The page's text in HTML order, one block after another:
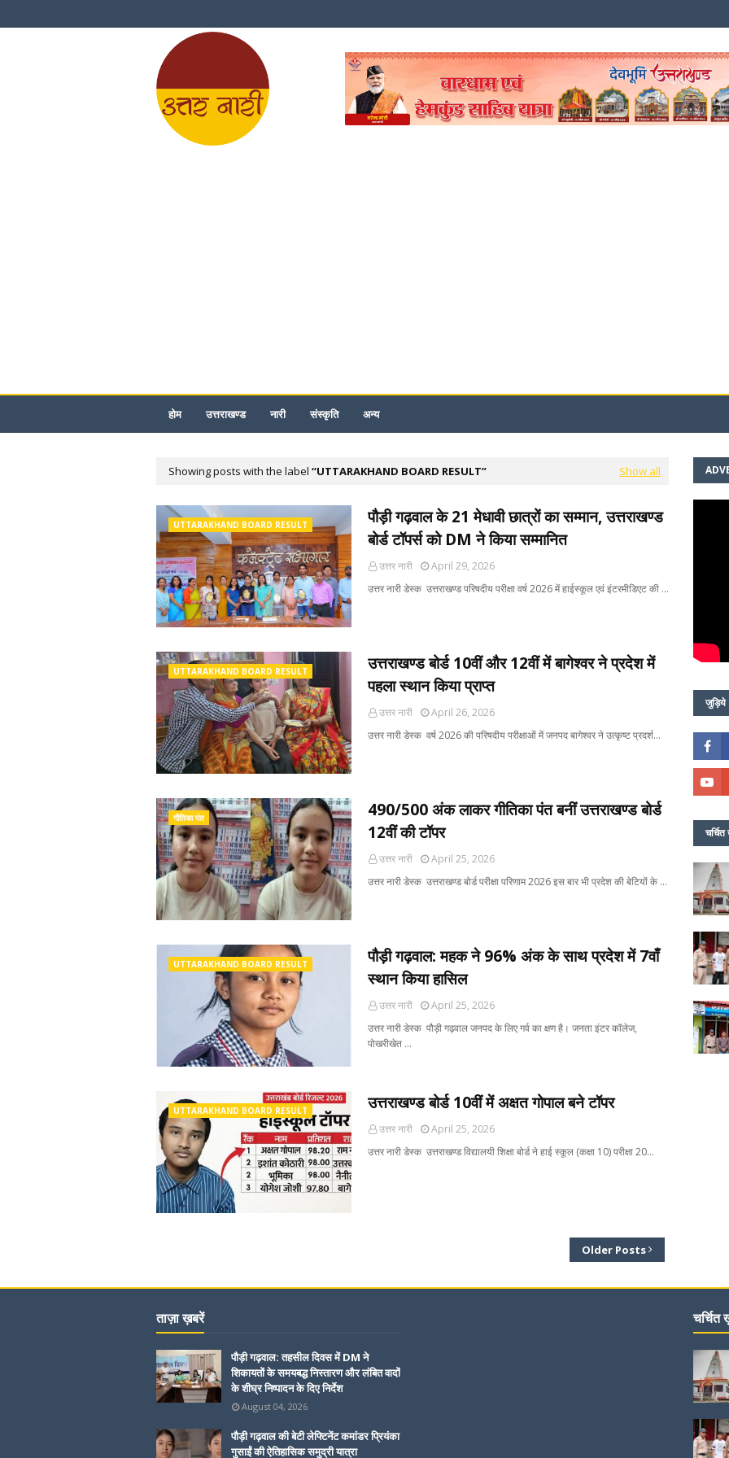
होम उत्तराखण्ड नारी संस्कृति अन्य
Showing posts with the label UTTARAKHAND BOARD RESULT Show all
UTTARAKHAND BOARD RESULT
पौड़ी गढ़वाल के 21 मेधावी छात्रों का सम्मान, उत्तराखण्ड
बोर्ड टॉपर्स को DM ने किया सम्मानित
उत्तर नारी
April 29, 2026
उत्तर नारी डेस्क उत्तराखण्ड परिषदीय परीक्षा वर्ष 2026 में हाईस्कूल एवं इंटरमीडिएट की …
UTTARAKHAND BOARD RESULT
उत्तराखण्ड बोर्ड 10वीं और 12वीं में बागेश्वर ने प्रदेश में
पहला स्थान किया प्राप्त
उत्तर नारी
April 26, 2026
उत्तर नारी डेस्क वर्ष 2026 की परिषदीय परीक्षाओं में जनपद बागेश्वर ने उत्कृष्ट प्रदर्श…
गीतिका पंत
490/500 अंक लाकर गीतिका पंत बनीं उत्तराखण्ड बोर्ड
12वीं की टॉपर
उत्तर नारी
April 25, 2026
उत्तर नारी डेस्क उत्तराखण्ड बोर्ड परीक्षा परिणाम 2026 इस बार भी प्रदेश की बेटियों के …
UTTARAKHAND BOARD RESULT
पौड़ी गढ़वाल: महक ने 96% अंक के साथ प्रदेश में 7वाँ
स्थान किया हासिल
उत्तर नारी
April 25, 2026
उत्तर नारी डेस्क पौड़ी गढ़वाल जनपद के लिए गर्व का क्षण है। जनता इंटर कॉलेज,
पोखरीखेत …
UTTARAKHAND BOARD RESULT उत्तराखण्ड बोर्ड 10वीं में अक्षत गोपाल बने टॉपर
उत्तर नारी
April 25, 2026
उत्तर नारी डेस्क उत्तराखण्ड विद्यालयी शिक्षा बोर्ड ने हाई स्कूल (कक्षा 10) परीक्षा 20…
Older Posts
जुड़िये
ताज़ा ख़बरें
पौड़ी गढ़वाल: तहसील दिवस में DM ने
शिकायतों के समयबद्ध निस्तारण और लंबित वादों
के शीघ्र निष्पादन के दिए निर्देश
August 04, 2026
पौड़ी गढ़वाल की बेटी लेफ्टिनेंट कमांडर प्रियंका
गुसाईं की ऐतिहासिक समुद्री यात्रा
चर्चित